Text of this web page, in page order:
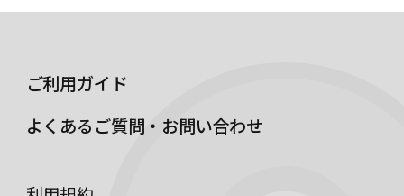
ご利用ガイド
よくあるご質問・お問い合わせ